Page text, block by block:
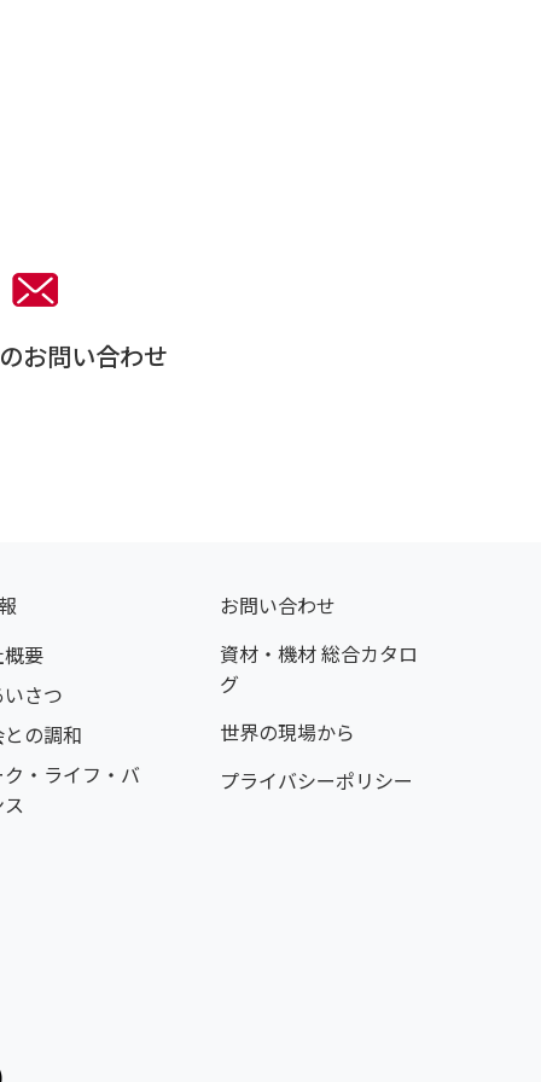
お問い合わせ
要
さつ
の調和
・ライフ・バ
お問い合わせ
資材・機材 総合カタロ
グ
世界の現場から
プライバシーポリシー